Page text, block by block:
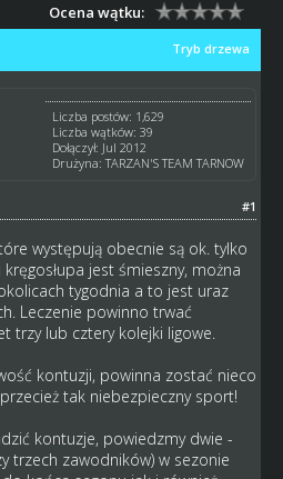
Ocena wątku:
Tryb drzewa
Liczba postów: 1,629
Liczba wątków: 39
Dołączył: Jul 2012
Drużyna: TARZAN'S TEAM TARNOW
#1
występują obecnie są ok. tylko
jest śmieszny, można
tygodnia a to jest uraz
Leczenie powinno trwać
trzy lub cztery kolejki ligowe.
kontuzji, powinna zostać nieco
tak niebezpieczny sport!
kontuzje, powiedzmy dwie -
trzech zawodników) w sezonie